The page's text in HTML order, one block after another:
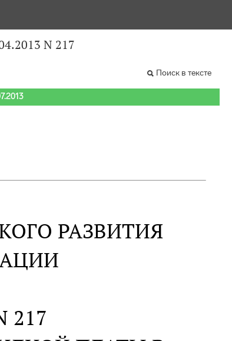
N 217
Поиск в тексте
РАЗВИТИЯ
217